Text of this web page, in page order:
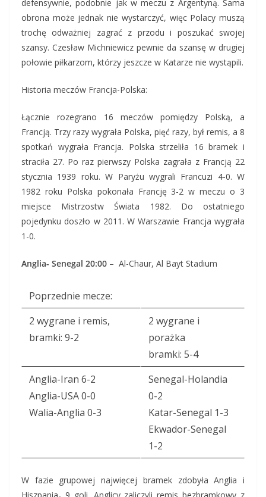
defensywnie, podobnie jak w meczu z Argentyną. Sama
obrona może jednak nie wystarczyć, więc Polacy muszą
trochę odważniej zagrać z przodu i poszukać swojej
szansy. Czesław Michniewicz pewnie da szansę w drugiej
połowie piłkarzom, którzy jeszcze w Katarze nie wystąpili.
Historia meczów Francja-Polska:
Łącznie rozegrano 16 meczów pomiędzy Polską, a
Francją. Trzy razy wygrała Polska, pięć razy, był remis, a 8
spotkań wygrała Francja. Polska strzeliła 16 bramek i
straciła 27. Po raz pierwszy Polska zagrała z Francją 22
stycznia 1939 roku. W Paryżu wygrali Francuzi 4-0. W
1982 roku Polska pokonała Francję 3-2 w meczu o 3
miejsce Mistrzostw Świata 1982. Do ostatniego
pojedynku doszło w 2011. W Warszawie Francja wygrała
1-0.
Anglia- Senegal 20:00 – Al-Chaur, Al Bayt Stadium
Poprzednie mecze:
2 wygrane i remis,
bramki: 9-2
2 wygrane i
porażka
bramki: 5-4
Anglia-Iran 6-2
Anglia-USA 0-0
Walia-Anglia 0-3
Senegal-Holandia
0-2
Katar-Senegal 1-3
Ekwador-Senegal
1-2
W fazie grupowej najwięcej bramek zdobyła Anglia i